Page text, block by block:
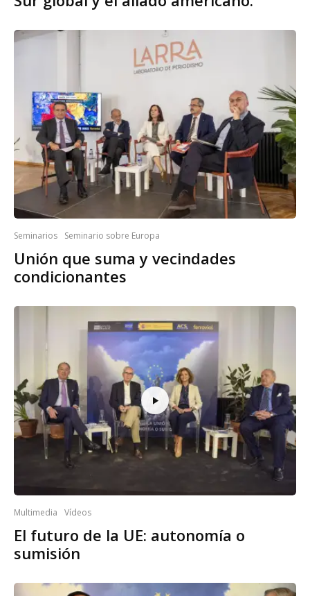
Seminarios Seminario sobre Europa
Unión que suma y vecindades
condicionantes
Multimedia Vídeos
El futuro de la UE: autonomía o
sumisión